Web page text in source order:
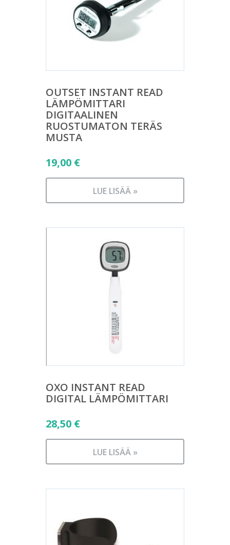
OUTSET INSTANT READ
LÄMPÖMITTARI
DIGITAALINEN
RUOSTUMATON TERÄS
MUSTA
19,00 €
LUE LISÄÄ »
OXO INSTANT READ
DIGITAL LÄMPÖMITTARI
28,50 €
LUE LISÄÄ »